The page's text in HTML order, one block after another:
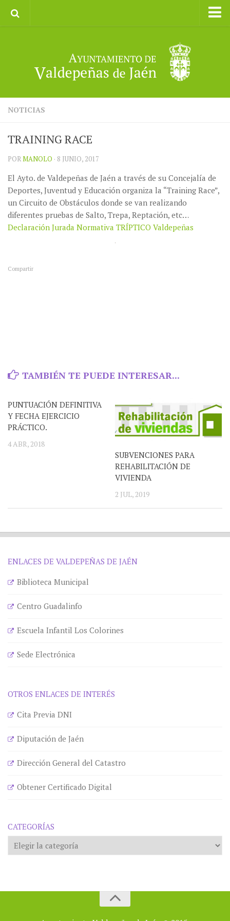
II CXM ROMPEALBARCAS 2023
NOTICIAS
TRAINING RACE
PORMANOLO · 8 JUNIO, 2017
El Ayto. de Valdepeñas de Jaén a través de su Concejalía de
Deportes, Juventud y Educación organiza la “Training Race”,
un Circuito de Obstáculos donde se van realizando
diferentes pruebas de Salto, Trepa, Reptación, etc…
Declaración Jurada Normativa TRÍPTICO Valdepeñas
Compartir
TAMBIÉN TE PUEDE INTERESAR...
PUNTUACIÓN DEFINITIVA
Y FECHA EJERCICIO
PRÁCTICO.
4 ABR, 2018
SUBVENCIONES PARA
REHABILITACIÓN DE
VIVIENDA
2 JUL, 2019
ENLACES DE VALDEPEÑAS DE JAÉN
Biblioteca Municipal
Centro Guadalinfo
Escuela Infantil Los Colorines
Sede Electrónica
OTROS ENLACES DE INTERÉS
Cita Previa DNI
Diputación de Jaén
Dirección General del Catastro
Obtener Certificado Digital
CATEGORÍAS
Categorías